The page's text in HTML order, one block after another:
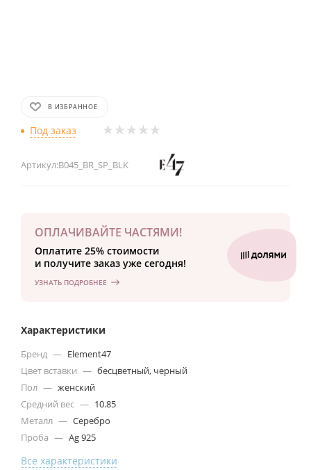
В ИЗБРАННОЕ
Под заказ
Артикул:B045_BR_SP_BLK
ОПЛАЧИВАЙТЕ ЧАСТЯМИ!
Оплатите 25% стоимости
и получите заказ уже сегодня!
УЗНАТЬ ПОДРОБНЕЕ
Характеристики
Бренд — Element47
Цвет вставки — бесцветный, черный
Пол — женский
Средний вес — 10.85
Металл — Серебро
Проба — Ag 925
Все характеристики